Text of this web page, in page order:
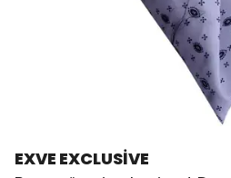
EXVE EXCLUSİVE